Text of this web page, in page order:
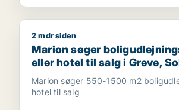
Marion søger
2 mdr siden
Marion søger
eller hotel til salg i Greve,
Roskilde m.fl.
Marion søger 550-1500 m2
hotel til salg